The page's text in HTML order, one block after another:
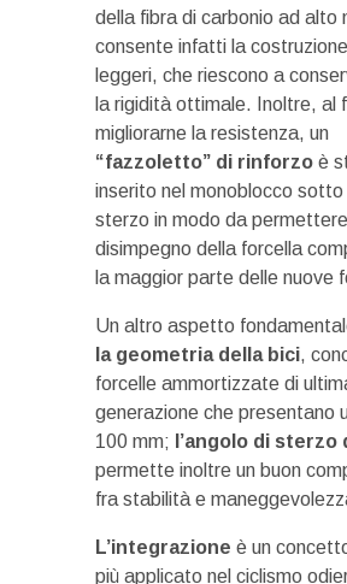
della fibra di carbonio ad alto
consente infatti la
leggeri, che riescono a
la rigidità ottimale. Inoltre, al
migliorarne la resistenza, un
“fazzoletto” di rinforzo è
inserito nel monoblocco sotto
sterzo in modo da
disimpegno della forcella
la maggior parte delle nuove
Un altro aspetto
la geometria della bici,
forcelle ammortizzate di
generazione che presentano
100 mm; l’angolo di sterzo
permette inoltre un buon
fra stabilità e
L’integrazione è un
più applicato nel ciclismo